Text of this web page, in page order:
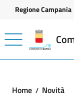
Vai ai contenuti
Vai al footer
Regione Campania
Home
Novità